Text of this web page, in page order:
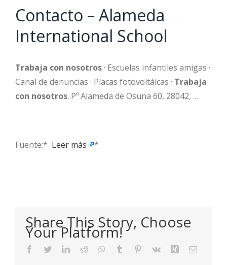
Contacto – Alameda
International School
Trabaja con nosotros· Escuelas infantiles amigas ·
Canal de denuncias · Placas fotovoltáicas · Trabaja
con nosotros. Pº Alameda de Osuna 60, 28042, …
Fuente:* ​ Leer más *
Share This Story, Choose
Your Platform!
Facebook
TwitterLinkedIn
Reddit WhatsApp
Tumblr Pinterest
Vk Xing Email